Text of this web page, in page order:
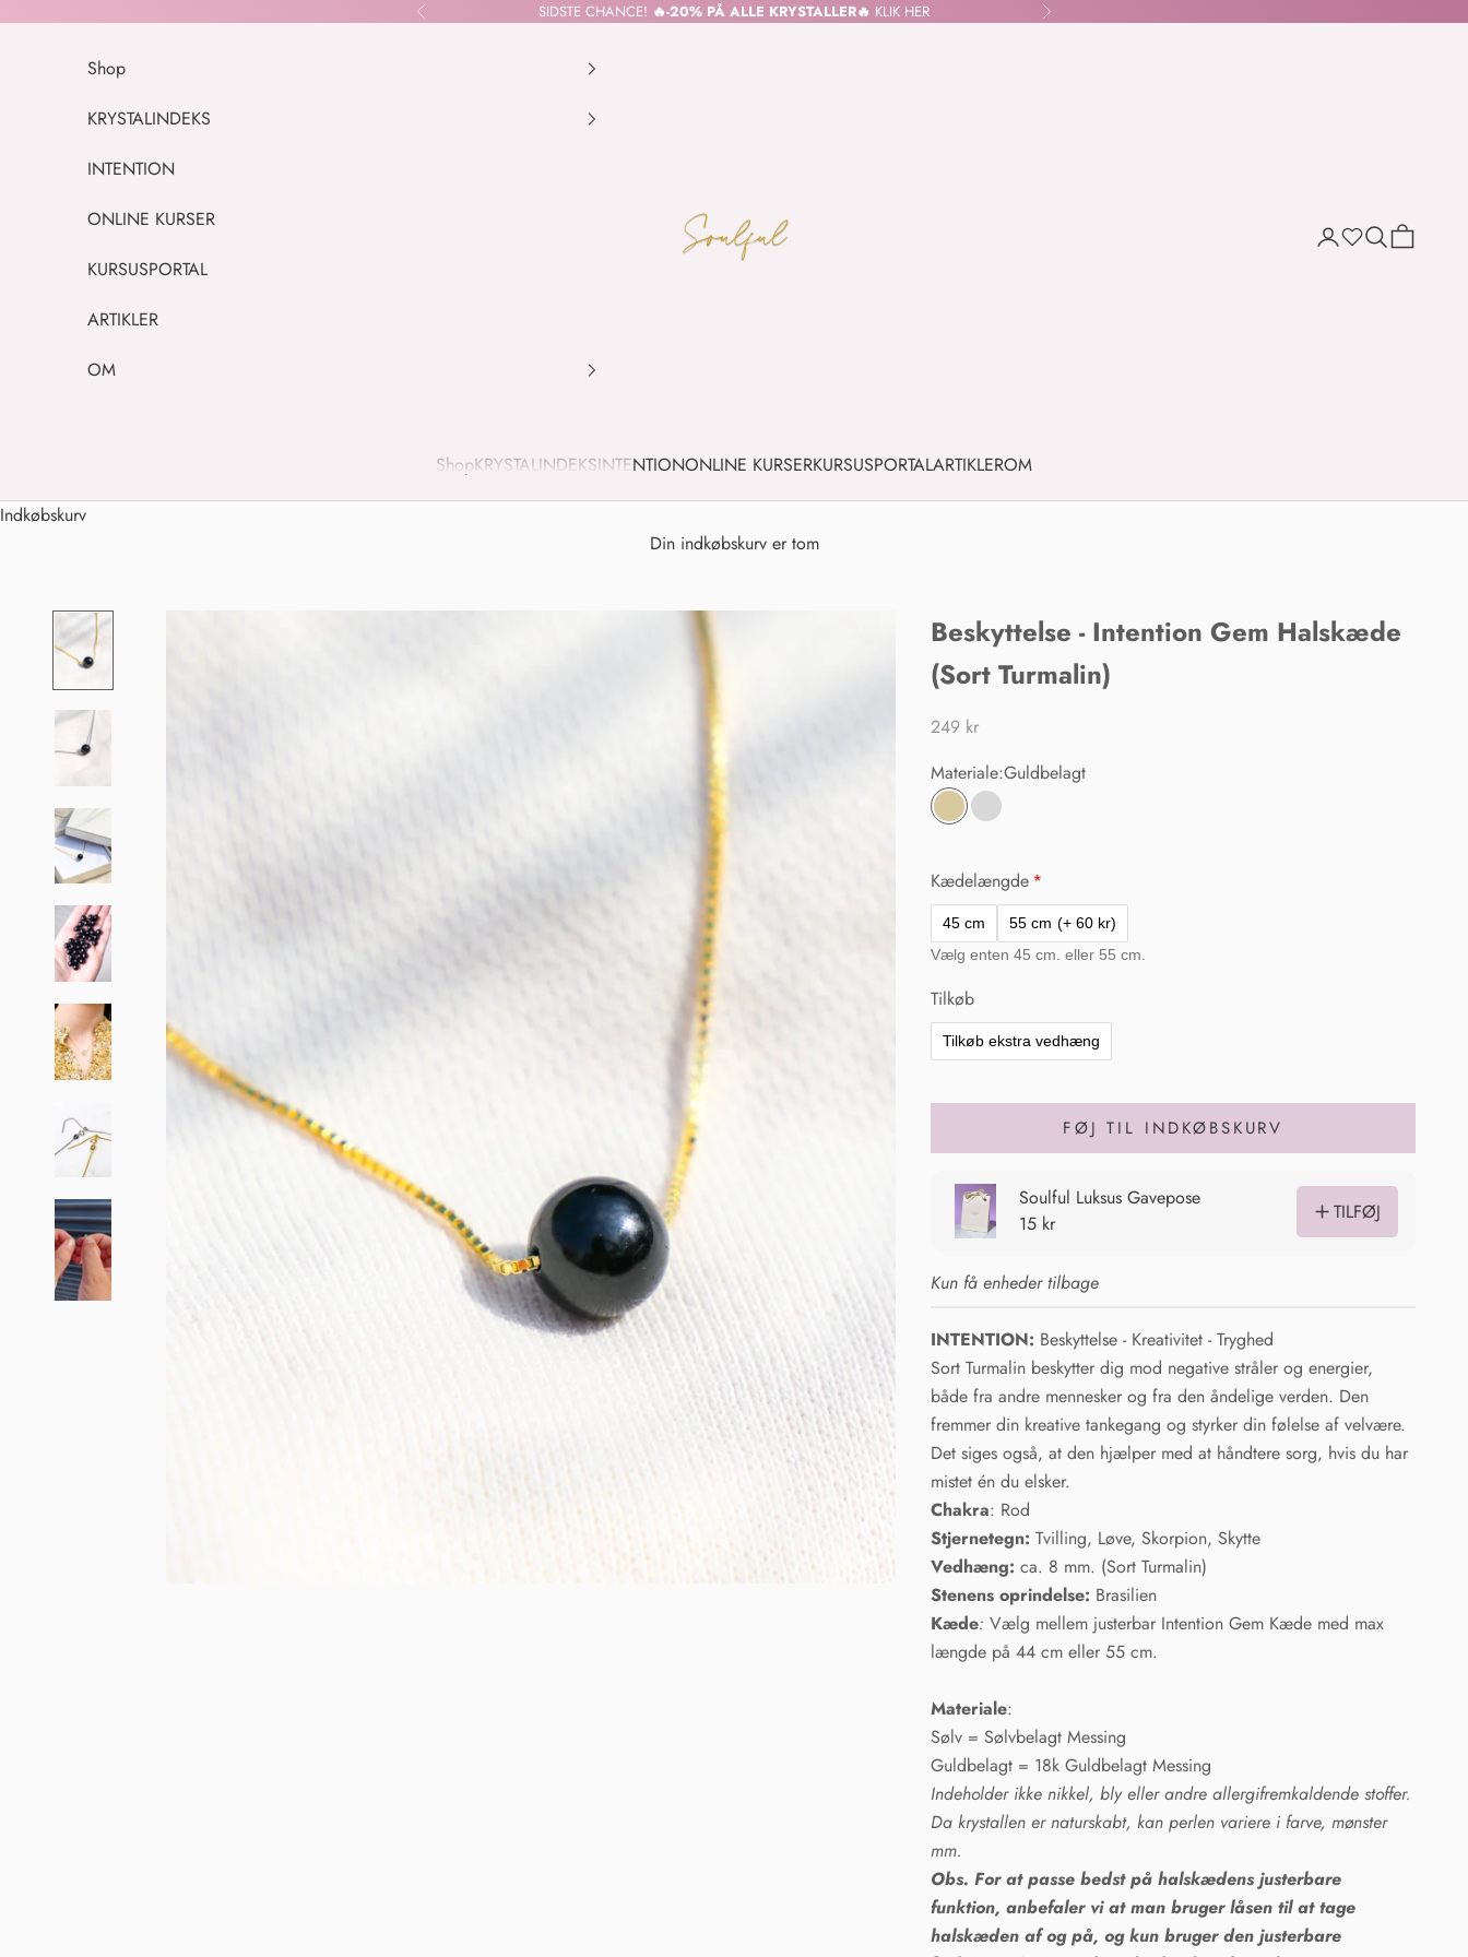
Forrige SIDSTE CHANCE! 🔥-20% PÅ ALLE KRYSTALLER🔥 KLIK HER Næste
SOULFUL.DK
ShopKRYSTALINDEKSINTENTIONONLINE KURSERKURSUSPORTALARTIKLEROM
Wishlist
Søg
Shop
KRYSTALINDEKS
INTENTION
ONLINE KURSER
KURSUSPORTAL
ARTIKLER
OM
Indkøbskurv
Din indkøbskurv er tom
Beskyttelse - Intention Gem Halskæde
(Sort Turmalin)
249 kr
Materiale:Guldbelagt
GuldbelagtSølvbelagt
Kædelængde
45 cm 55 cm (+ 60 kr)
Vælg enten 45 cm. eller 55 cm.
Tilkøb
Tilkøb ekstra vedhæng
FØJ TIL INDKØBSKURV
Kun få enheder tilbage
INTENTION: Beskyttelse - Kreativitet - Tryghed
Sort Turmalin beskytter dig mod negative stråler og energier,
både fra andre mennesker og fra den åndelige verden. Den
fremmer din kreative tankegang og styrker din følelse af velvære.
Det siges også, at den hjælper med at håndtere sorg, hvis du har
mistet én du elsker.
Chakra: Rod
Stjernetegn: Tvilling, Løve, Skorpion,Skytte
Vedhæng:ca. 8 mm. (Sort Turmalin)
Stenens oprindelse: Brasilien
Kæde:Vælg mellem justerbar Intention Gem Kæde med max
længde på 44 cm eller 55 cm.
Materiale:
Sølv = Sølvbelagt Messing
Guldbelagt = 18k Guldbelagt Messing
Indeholder ikke nikkel, bly eller andre allergifremkaldende stoffer.
Da krystallen er naturskabt, kan perlen variere i farve, mønster
mm.
Obs. For at passe bedst på halskædens justerbare
funktion, anbefaler vi at man bruger låsen til at tage
halskæden af og på, og kun bruger den justerbare